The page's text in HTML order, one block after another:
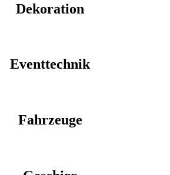
Dekoration
Eventtechnik
Fahrzeuge